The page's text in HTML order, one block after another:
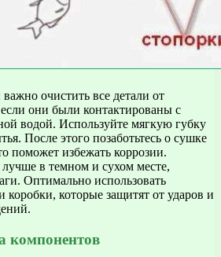
очистить все детали от
они были контактированы с
водой. Используйте мягкую губку
После этого позаботьтесь о сушке
поможет избежать коррозии.
в темном и сухом месте,
Оптимально использовать
которые защитят от ударов и
компонентов